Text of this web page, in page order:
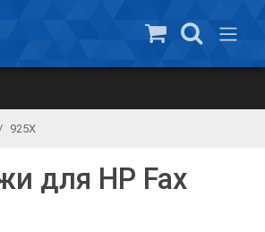
925X
для HP Fax